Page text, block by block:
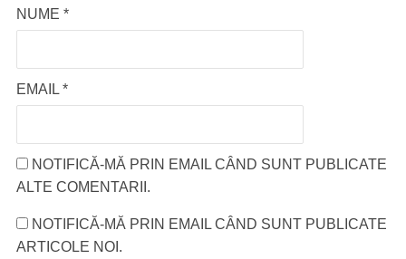
NUME *
EMAIL *
NOTIFICĂ-MĂ PRIN EMAIL CÂND SUNT PUBLICATE
ALTE COMENTARII.
NOTIFICĂ-MĂ PRIN EMAIL CÂND SUNT PUBLICATE
ARTICOLE NOI.